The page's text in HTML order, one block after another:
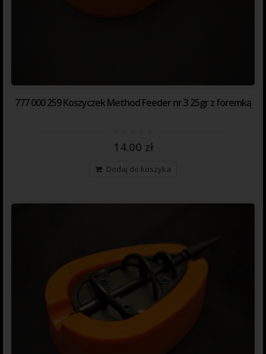
777 000 259 Koszyczek Method Feeder nr.3 25gr z foremką
out
5
14.00 zł
Dodaj do koszyka